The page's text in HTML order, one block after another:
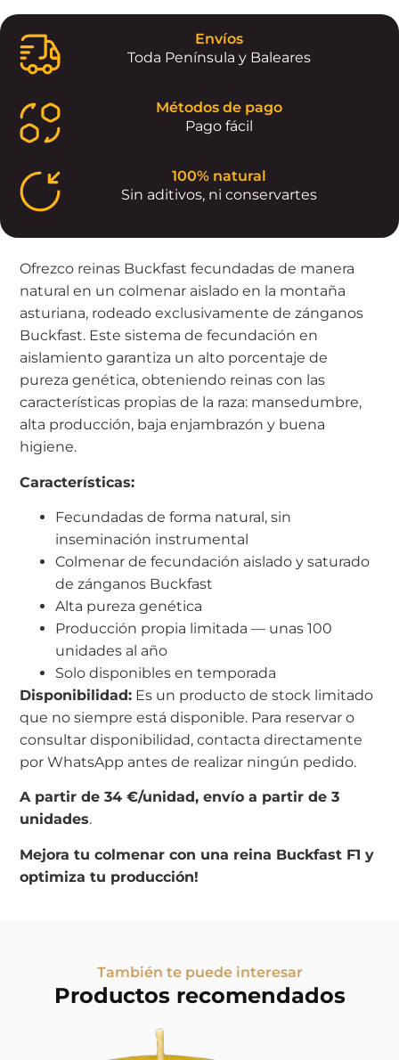
Envíos
Toda Península y Baleares
Métodos de pago
Pago fácil
100% natural
Sin aditivos, ni conservartes
Ofrezco reinas Buckfast fecundadas de manera
natural en un colmenar aislado en la montaña
asturiana, rodeado exclusivamente de zánganos
Buckfast. Este sistema de fecundación en
aislamiento garantiza un alto porcentaje de
pureza genética, obteniendo reinas con las
características propias de la raza: mansedumbre,
alta producción, baja enjambrazón y buena
higiene.
Características:
Fecundadas de forma natural, sin
inseminación instrumental
Colmenar de fecundación aislado y saturado
de zánganos Buckfast
Alta pureza genética
Producción propia limitada — unas 100
unidades al año
Solo disponibles en temporada
Disponibilidad: Es un producto de stock limitado
que no siempre está disponible. Para reservar o
consultar disponibilidad, contacta directamente
por WhatsApp antes de realizar ningún pedido.
A partir de 34 €/unidad, envío a partir de 3
unidades.
Mejora tu colmenar con una reina Buckfast F1 y
optimiza tu producción!
También te puede interesar
Productos recomendados